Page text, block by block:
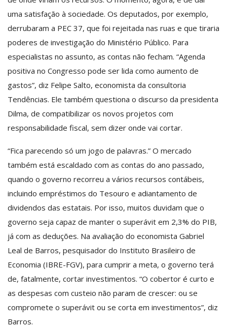
uma satisfação à sociedade. Os deputados, por exemplo,
derrubaram a PEC 37, que foi rejeitada nas ruas e que tiraria
poderes de investigação do Ministério Público. Para
especialistas no assunto, as contas não fecham. “Agenda
positiva no Congresso pode ser lida como aumento de
gastos”, diz Felipe Salto, economista da consultoria
Tendências. Ele também questiona o discurso da presidenta
Dilma, de compatibilizar os novos projetos com
responsabilidade fiscal, sem dizer onde vai cortar.
“Fica parecendo só um jogo de palavras.” O mercado
também está escaldado com as contas do ano passado,
quando o governo recorreu a vários recursos contábeis,
incluindo empréstimos do Tesouro e adiantamento de
dividendos das estatais. Por isso, muitos duvidam que o
governo seja capaz de manter o superávit em 2,3% do PIB,
já com as deduções. Na avaliação do economista Gabriel
Leal de Barros, pesquisador do Instituto Brasileiro de
Economia (IBRE-FGV), para cumprir a meta, o governo terá
de, fatalmente, cortar investimentos. “O cobertor é curto e
as despesas com custeio não param de crescer: ou se
compromete o superávit ou se corta em investimentos”, diz
Barros.